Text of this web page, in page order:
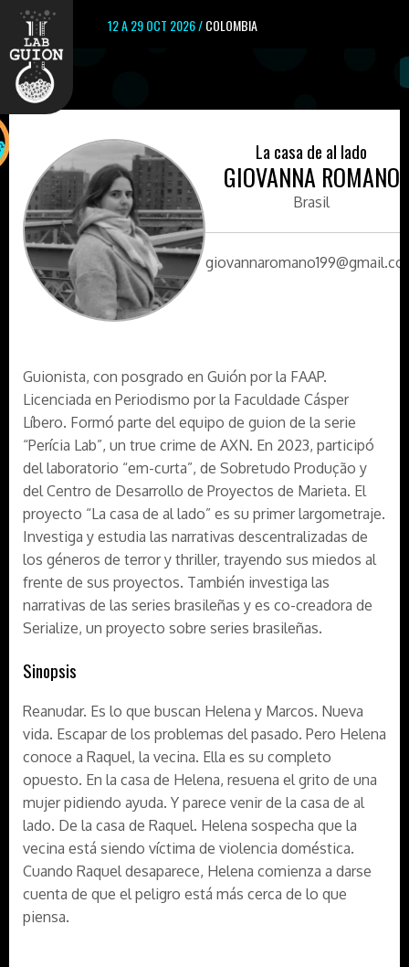
12 A 29 OCT 2026 /COLOMBIA
La casa de al lado
GIOVANNA ROMANO
Brasil
Guionista, con posgrado en Guión por la FAAP.
Licenciada en Periodismo por la Faculdade Cásper
Líbero. Formó parte del equipo de guion de la serie
“Perícia Lab”, un true crime de AXN. En 2023, participó
del laboratorio “em-curta”, de Sobretudo Produção y
del Centro de Desarrollo de Proyectos de Marieta. El
proyecto “La casa de al lado” es su primer largometraje.
Investiga y estudia las narrativas descentralizadas de
los géneros de terror y thriller, trayendo sus miedos al
frente de sus proyectos. También investiga las
narrativas de las series brasileñas y es co-creadora de
Serialize, un proyecto sobre series brasileñas.
Sinopsis
Reanudar. Es lo que buscan Helena y Marcos. Nueva
vida. Escapar de los problemas del pasado. Pero Helena
conoce a Raquel, la vecina. Ella es su completo
opuesto. En la casa de Helena, resuena el grito de una
mujer pidiendo ayuda. Y parece venir de la casa de al
lado. De la casa de Raquel. Helena sospecha que la
vecina está siendo víctima de violencia doméstica.
Cuando Raquel desaparece, Helena comienza a darse
cuenta de que el peligro está más cerca de lo que
piensa.